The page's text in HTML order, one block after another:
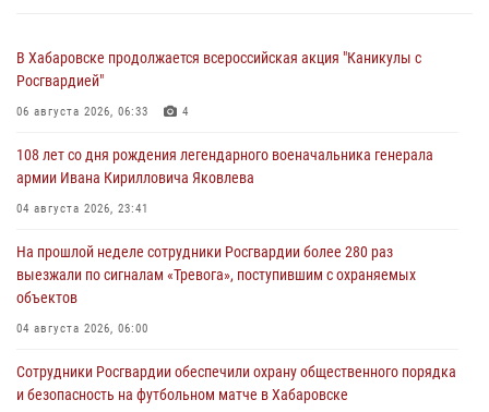
В Хабаровске продолжается всероссийская акция "Каникулы с
Росгвардией"
06 августа 2026, 06:33 4
108 лет со дня рождения легендарного военачальника генерала
армии Ивана Кирилловича Яковлева
04 августа 2026, 23:41
На прошлой неделе сотрудники Росгвардии более 280 раз
выезжали по сигналам «Тревога», поступившим с охраняемых
объектов
04 августа 2026, 06:00
Сотрудники Росгвардии обеспечили охрану общественного порядка
и безопасность на футбольном матче в Хабаровске